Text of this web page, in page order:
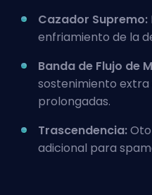
Cazador Supremo:
enfriamiento de la
Banda de Flujo de
sostenimiento
prolongadas.
Trascendencia:
adicional para